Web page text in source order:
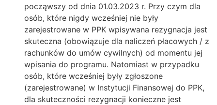
począwszy od dnia 01.03.2023 r. Przy czym dla
osób, które nigdy wcześniej nie były
zarejestrowane w PPK wpisywana rezygnacja jest
skuteczna (obowiązuje dla naliczeń płacowych / z
rachunków do umów cywilnych) od momentu jej
wpisania do programu. Natomiast w przypadku
osób, które wcześniej były zgłoszone
(zarejestrowane) w Instytucji Finansowej do PPK,
dla skuteczności rezygnacji konieczne jest